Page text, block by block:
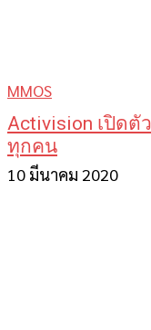
MMOS
Activision เปิดตั
ทุกคน
10 มีนาคม 2020